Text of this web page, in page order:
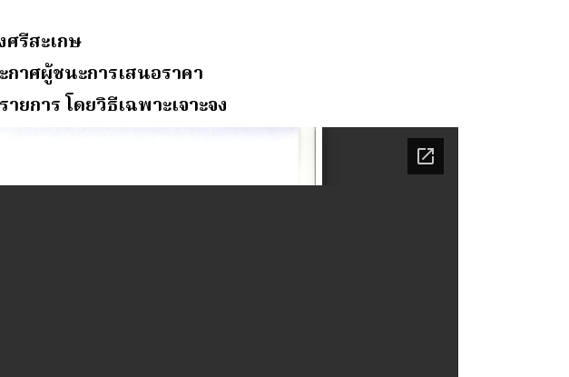
ศรีสะเกษ
กาศผู้ชนะการเสนอราคา
การ โดยวิธีเฉพาะเจาะจง